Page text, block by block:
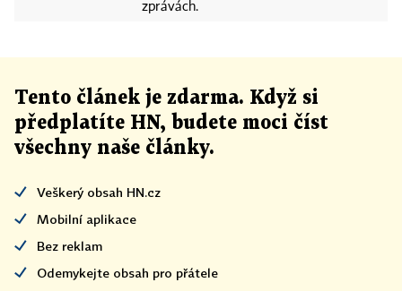
zprávách.
Tento článek je zdarma. Když si
předplatíte HN, budete moci číst
všechny naše články.
Veškerý obsah HN.cz
Mobilní aplikace
Bez reklam
Odemykejte obsah pro přátele